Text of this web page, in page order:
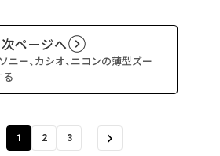
次ページへ
ニー、カシオ、ニコンの薄型ズー
る
1 2 3